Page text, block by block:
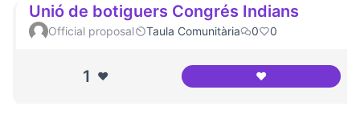
Unió de botiguers Congrés Indians
Official proposal Taula Comunitària 0 0
1 ❤️ ❤️Unió de